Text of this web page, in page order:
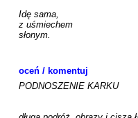
Idę sama,
z uśmiechem
słonym.
oceń / komentuj
PODNOSZENIE KARKU